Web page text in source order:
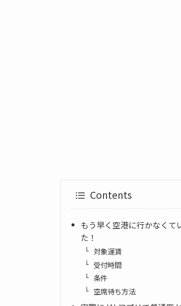
Contents
もう早く空港に行かなくて
た！
対象運賃
受付時間
条件
空席待ち方法